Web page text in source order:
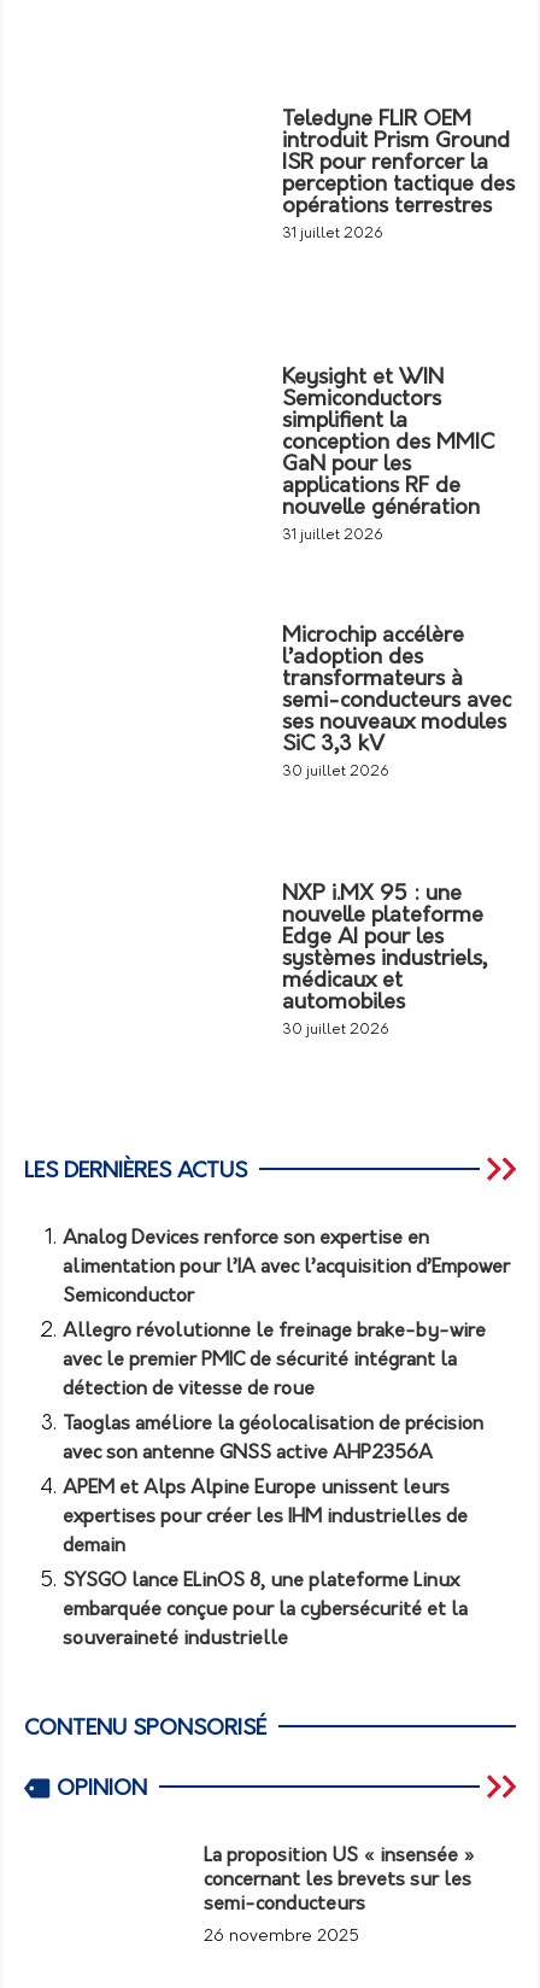
Teledyne FLIR OEM
introduit Prism Ground
ISR pour renforcer la
perception tactique des
opérations terrestres
31 juillet 2026
Keysight et WIN
Semiconductors
simplifient la
conception des MMIC
GaN pour les
applications RF de
nouvelle génération
31 juillet 2026
Microchip accélère
l’adoption des
transformateurs à
semi-conducteurs avec
ses nouveaux modules
SiC 3,3 kV
30 juillet 2026
NXP i.MX 95 : une
nouvelle plateforme
Edge AI pour les
systèmes industriels,
médicaux et
automobiles
30 juillet 2026
LES DERNIÈRES ACTUS
Analog Devices renforce son expertise en
alimentation pour l’IA avec l’acquisition d’Empower
Semiconductor
Allegro révolutionne le freinage brake-by-wire
avec le premier PMIC de sécurité intégrant la
détection de vitesse de roue
Taoglas améliore la géolocalisation de précision
avec son antenne GNSS active AHP2356A
APEM et Alps Alpine Europe unissent leurs
expertises pour créer les IHM industrielles de
demain
SYSGO lance ELinOS 8, une plateforme Linux
embarquée conçue pour la cybersécurité et la
souveraineté industrielle
CONTENU SPONSORISÉ
OPINION
La proposition US « insensée »
concernant les brevets sur les
semi-conducteurs
26 novembre 2025